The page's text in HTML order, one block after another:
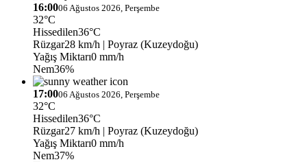
16:0006 Ağustos 2026, Perşembe
32°C
Hissedilen36°C
Rüzgar28 km/h | Poyraz (Kuzeydoğu)
Yağış Miktarı0 mm/h
Nem36%
17:0006 Ağustos 2026, Perşembe
32°C
Hissedilen36°C
Rüzgar27 km/h | Poyraz (Kuzeydoğu)
Yağış Miktarı0 mm/h
Nem37%